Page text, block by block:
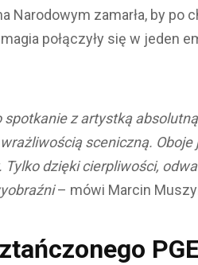
Narodowym zamarła, by po
połączyły się w jeden
z artystką
sceniczną.
dzięki cierpliwości,
– mówi Marcin